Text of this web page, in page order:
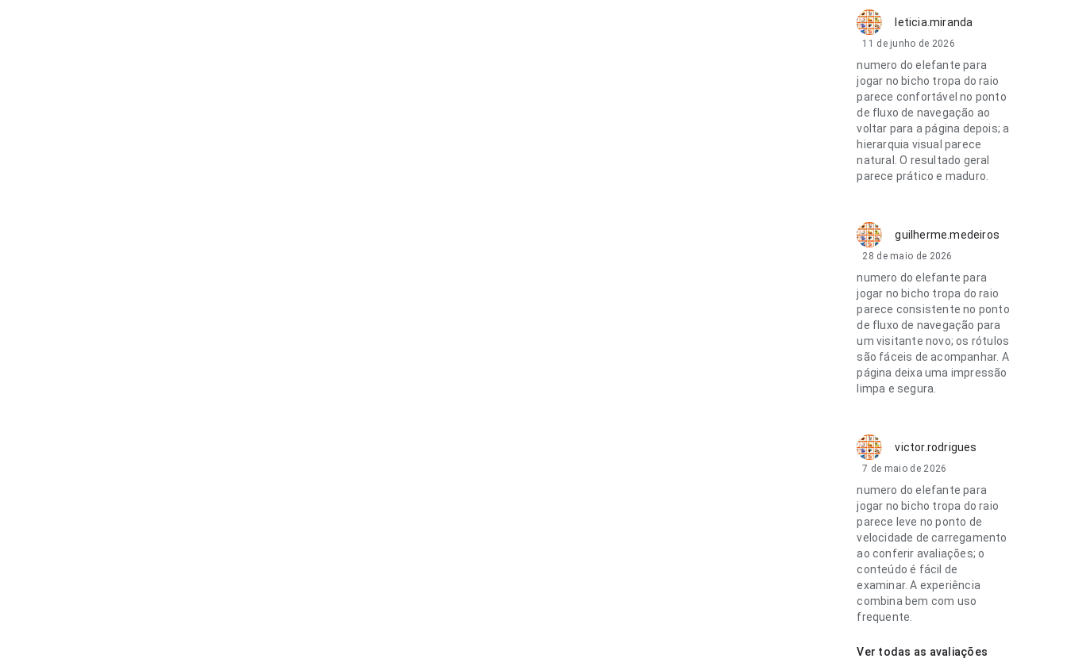
leticia.miranda
11 de junho de 2026
numero do elefante para
jogar no bicho tropa do raio
parece confortável no ponto
de fluxo de navegação ao
voltar para a página depois; a
hierarquia visual parece
natural. O resultado geral
parece prático e maduro.
guilherme.medeiros
28 de maio de 2026
numero do elefante para
jogar no bicho tropa do raio
parece consistente no ponto
de fluxo de navegação para
um visitante novo; os rótulos
são fáceis de acompanhar. A
página deixa uma impressão
limpa e segura.
victor.rodrigues
7 de maio de 2026
numero do elefante para
jogar no bicho tropa do raio
parece leve no ponto de
velocidade de carregamento
ao conferir avaliações; o
conteúdo é fácil de
examinar. A experiência
combina bem com uso
frequente.
Ver todas as avaliações